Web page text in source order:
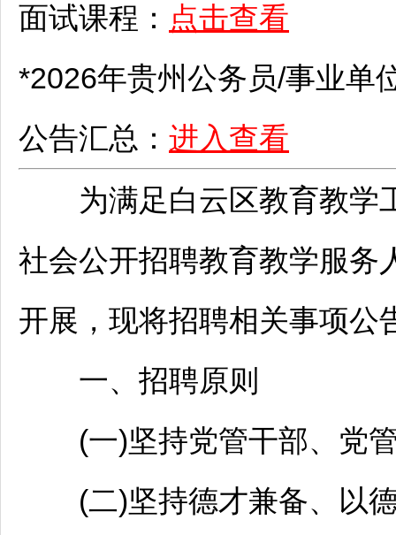
面试课程： 点击查看
*2026年贵州公务员/事业单
公告汇总： 进入查看
为满足白云区教育教学
社会公开招聘教育教学服务
开展，现将招聘相关事项公
一、 招聘原则
(一)坚持党管干部、党管
(二)坚持德才兼备、以德